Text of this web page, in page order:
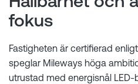
fokus
Fastigheten är certifierad
speglar Mileways höga
utrustad med energisnål